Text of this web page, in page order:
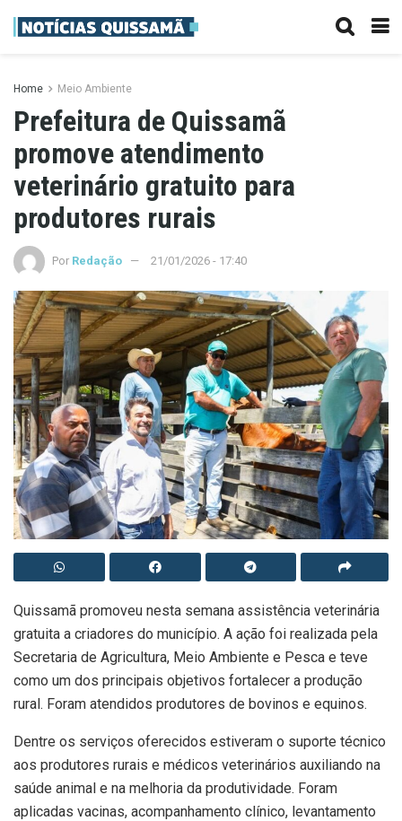
Home Meio Ambiente
Prefeitura de Quissamã
promove atendimento
veterinário gratuito para
produtores rurais
Por Redação 21/01/2026 - 17:40
Quissamã promoveu nesta semana assistência veterinária
gratuita a criadores do município. A ação foi realizada pela
Secretaria de Agricultura, Meio Ambiente e Pesca e teve
como um dos principais objetivos fortalecer a produção
rural. Foram atendidos produtores de bovinos e equinos.
Dentre os serviços oferecidos estiveram o suporte técnico
aos produtores rurais e médicos veterinários auxiliando na
saúde animal e na melhoria da produtividade. Foram
aplicadas vacinas, acompanhamento clínico, levantamento